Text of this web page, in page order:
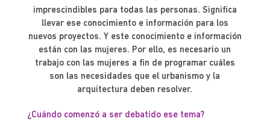
imprescindibles para todas las personas. Significa
llevar ese conocimiento e información para los
nuevos proyectos. Y este conocimiento e información
están con las mujeres. Por ello, es necesario un
trabajo con las mujeres a fin de programar cuáles
son las necesidades que el urbanismo y la
arquitectura deben resolver.
¿Cuándo comenzó a ser debatido ese tema?